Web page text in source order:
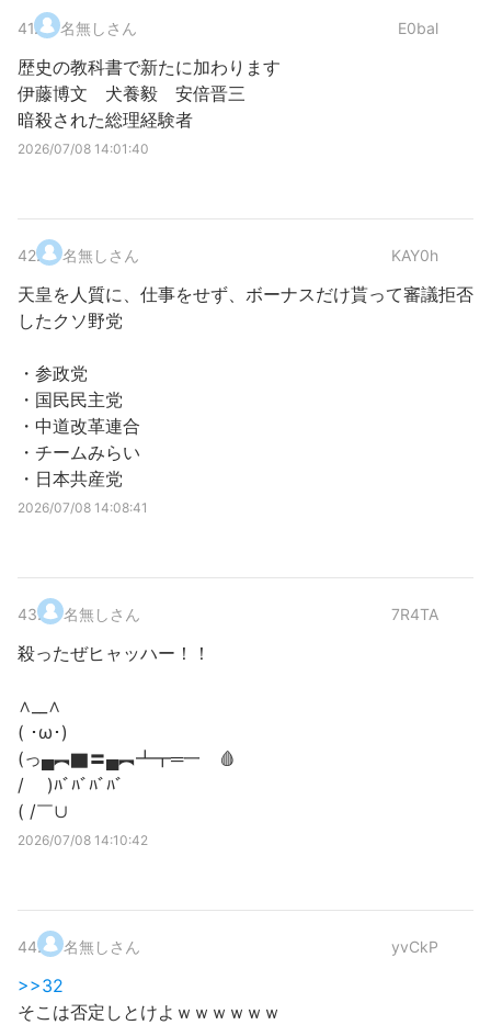
41. 名無しさん E0bal
歴史の教科書で新たに加わります
伊藤博文 犬養毅 安倍晋三
暗殺された総理経験者
2026/07/08 14:01:40
42. 名無しさん KAY0h
天皇を人質に、仕事をせず、ボーナスだけ貰って審議拒否
したクソ野党
・参政党
・国民民主党
・中道改革連合
・チームみらい
・日本共産党
2026/07/08 14:08:41
43. 名無しさん 7R4TA
殺ったぜヒャッハー！！
∧__∧
( ･ω･)
(っ▄︻▇〓▄︻┻┳═一 🩸
/ )ﾊﾞﾊﾞﾊﾞﾊﾞ
( /￣∪
2026/07/08 14:10:42
44. 名無しさん yvCkP
>>32
そこは否定しとけよｗｗｗｗｗｗ